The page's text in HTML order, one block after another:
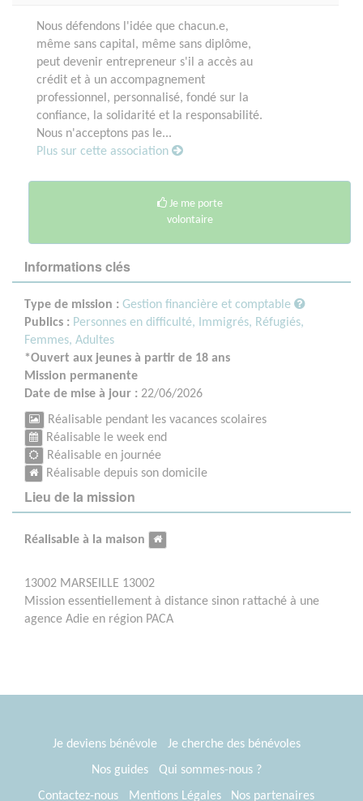
Nous défendons l'idée que chacun.e,
même sans capital, même sans diplôme,
peut devenir entrepreneur s'il a accès au
crédit et à un accompagnement
professionnel, personnalisé, fondé sur la
confiance, la solidarité et la responsabilité.
Nous n'acceptons pas le...
Plus sur cette association
Je me porte
volontaire
Informations clés
Type de mission : Gestion financière et comptable
Publics : Personnes en difficulté,
Immigrés, Réfugiés,
Femmes, Adultes
*Ouvert aux jeunes à partir de 18 ans
Mission permanente
Date de mise à jour : 22/06/2026
Réalisable pendant les vacances scolaires
Réalisable le week end
Réalisable en journée
Réalisable depuis son domicile
Lieu de la mission
Réalisable à la maison
13002 MARSEILLE 13002
Mission essentiellement à distance sinon rattaché à une
agence Adie en région PACA
Je deviens bénévole
Je cherche des bénévoles
Nos guides
Qui sommes-nous ?
Contactez-nous
Mentions Légales Nos partenaires